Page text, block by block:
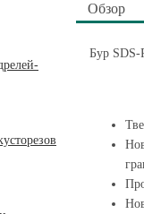
Обзор
Бур SDS-